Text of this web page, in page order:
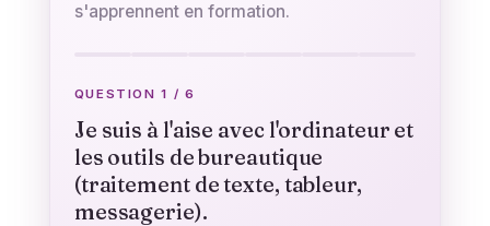
s'apprennent en formation.
QUESTION 1 / 6
Je suis à l'aise avec l'ordinateur et
les outils de bureautique
(traitement de texte, tableur,
messagerie).